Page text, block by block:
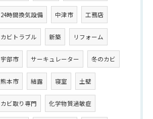
24時間換気設備 中津市 工務店
カビトラブル 新築 リフォーム
宇部市 サーキュレーター 冬のカビ
熊本市 結露 寝室 土壁
カビ取り専門 化学物質過敏症